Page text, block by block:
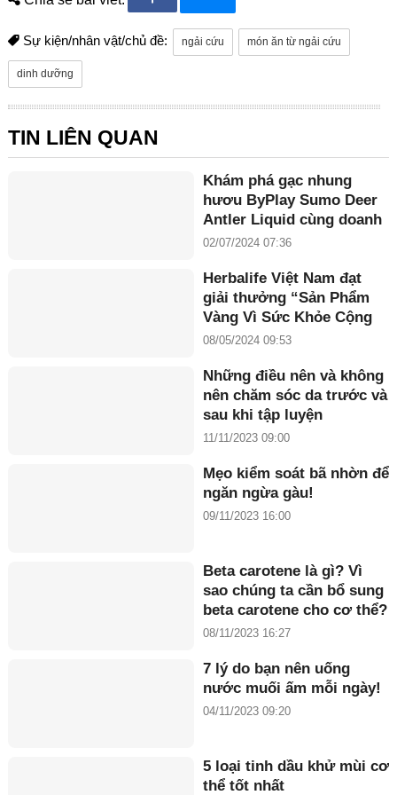
Sự kiện/nhân vật/chủ đề: ngải cứu món ăn từ ngải cứu
dinh dưỡng
TIN LIÊN QUAN
Khám phá gạc nhung
hươu ByPlay Sumo Deer
Antler Liquid cùng doanh
nhân Maria Tuyền
02/07/2024 07:36
Herbalife Việt Nam đạt
giải thưởng “Sản Phẩm
Vàng Vì Sức Khỏe Cộng
Đồng năm 2024”
08/05/2024 09:53
Những điều nên và không
nên chăm sóc da trước và
sau khi tập luyện
11/11/2023 09:00
Mẹo kiểm soát bã nhờn để
ngăn ngừa gàu!
09/11/2023 16:00
Beta carotene là gì? Vì
sao chúng ta cần bổ sung
beta carotene cho cơ thể?
08/11/2023 16:27
7 lý do bạn nên uống
nước muối ấm mỗi ngày!
04/11/2023 09:20
5 loại tinh dầu khử mùi cơ
thể tốt nhất